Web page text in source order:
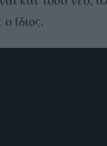
ίδιος.